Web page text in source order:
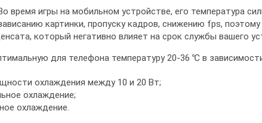
время игры на мобильном устройстве, его температура
картинки, пропуску кадров, снижению fps,
который негативно влияет на срок службы вашего
для телефона температуру 20-36 ℃ в
охлаждения между 10 и 20 Вт;
охлаждение;
охлаждение.